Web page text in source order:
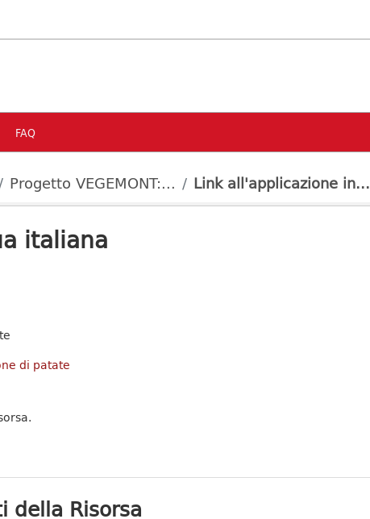
FAQ
Progetto VEGEMONT:... Link all'applicazione in...
italiana
di patate
della Risorsa